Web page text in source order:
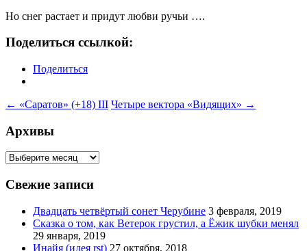
Но снег растает и придут любви ручьи ….
Поделиться ссылкой:
Поделиться
Навигация
по
записям
← «Саратов» (+18) III Четыре вектора «Видящих» →
Архивы
Архивы
Свежие записи
Двадцать четвёртый сонет Черубине 3 февраля, 2019
Сказка о том, как Ветерок грустил, а Ёжик шубки менял
29 января, 2019
Инайя (идея rst) 27 октября, 2018